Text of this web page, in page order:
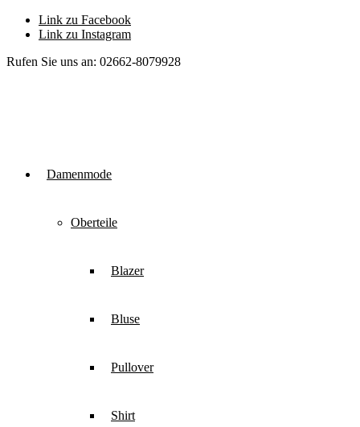
Link zu Facebook
Link zu Instagram
Rufen Sie uns an: 02662-8079928
Damenmode
Oberteile
Blazer
Bluse
Pullover
Shirt